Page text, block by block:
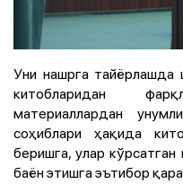
Уни нашрга тайёрлашда
китобларидан
материаллардан
соҳиблари ҳақида
беришга, улар
баён этишга эътибор